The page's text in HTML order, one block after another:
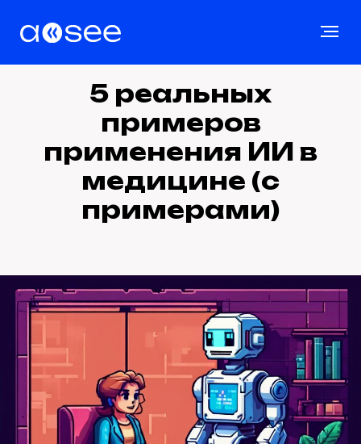
5 реальных
примеров
применения ИИ в
медицине (с
примерами)